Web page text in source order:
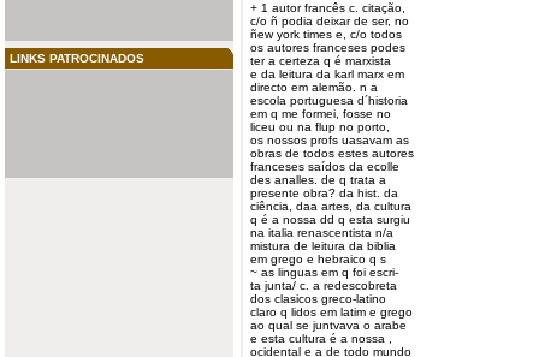
LINKS PATROCINADOS
+ 1 autor francês c. citação,
c/o ñ podia deixar de ser, no
ñew york times e, c/o todos
os autores franceses podes
ter a certeza q é marxista
e da leitura da karl marx em
directo em alemão. n a
escola portuguesa d´historia
em q me formei, fosse no
liceu ou na flup no porto,
os nossos profs uasavam as
obras de todos estes autores
franceses saídos da ecolle
des analles. de q trata a
presente obra? da hist. da
ciência, daa artes, da cultura
q é a nossa dd q esta surgiu
na italia renascentista n/a
mistura de leitura da biblia
em grego e hebraico q s
~ as linguas em q foi escri-
ta junta/ c. a redescobreta
dos clasicos greco-latino
claro q lidos em latim e grego
ao qual se juntvava o arabe
e esta cultura é a nossa ,
ocidental e a de todo mundo